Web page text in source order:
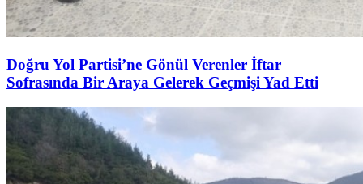
Doğru Yol Partisi’ne Gönül Verenler İftar
Sofrasında Bir Araya Gelerek Geçmişi Yad Etti